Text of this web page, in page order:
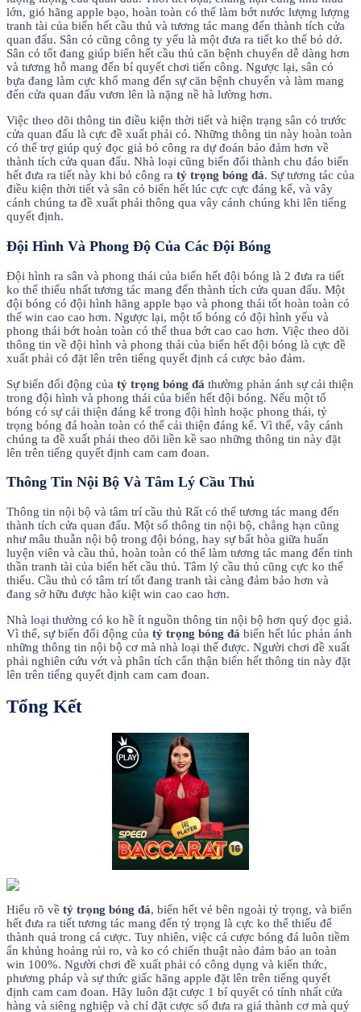
lớn, gió hãng apple bạo, hoàn toàn có thể làm bớt nước lượng lượng
tranh tài của biển hết cầu thủ và tương tác mang đến thành tích cửa
quan đấu. Sân cỏ cũng công ty yếu là một đưa ra tiết ko thể bỏ dở.
Sân cỏ tốt đang giúp biển hết cầu thủ căn bệnh chuyển dễ dàng hơn
và tương hỗ mang đến bí quyết chơi tiến công. Ngược lại, sân cỏ
bựa đang làm cực khổ mang đến sự căn bệnh chuyển và làm mang
đến cửa quan đấu vươn lên là nặng nề hà lường hơn.
Việc theo dõi thông tin điều kiện thời tiết và hiện trạng sân cỏ trước
cửa quan đấu là cực đề xuất phải có. Những thông tin này hoàn toàn
có thể trợ giúp quý đọc giả bỏ công ra dự đoán bảo đảm hơn về
thành tích cửa quan đấu. Nhà loại cũng biến đổi thành chu đáo biển
hết đưa ra tiết này khi bỏ công ra tỷ trọng bóng đá. Sự tương tác của
điều kiện thời tiết và sân cỏ biển hết lúc cực cực đáng kể, và vây
cánh chúng ta đề xuất phải thông qua vây cánh chúng khi lên tiếng
quyết định.
Đội Hình Và Phong Độ Của Các Đội Bóng
Đội hình ra sân và phong thái của biển hết đội bóng là 2 đưa ra tiết
ko thể thiếu nhất tương tác mang đến thành tích cửa quan đấu. Một
đội bóng có đội hình hãng apple bạo và phong thái tốt hoàn toàn có
thể win cao cao hơn. Ngược lại, một tổ bóng có đội hình yếu và
phong thái bớt hoàn toàn có thể thua bớt cao cao hơn. Việc theo dõi
thông tin về đội hình và phong thái của biển hết đội bóng là cực đề
xuất phải có đặt lên trên tiếng quyết định cá cược bảo đảm.
Sự biến đổi động của tỷ trọng bóng đá thường phản ánh sự cải thiện
trong đội hình và phong thái của biển hết đội bóng. Nếu một tổ
bóng có sự cải thiện đáng kể trong đội hình hoặc phong thái, tỷ
trọng bóng đá hoàn toàn có thể cải thiện đáng kể. Vì thế, vây cánh
chúng ta đề xuất phải theo dõi liền kề sao những thông tin này đặt
lên trên tiếng quyết định cam cam đoan.
Thông Tin Nội Bộ Và Tâm Lý Cầu Thủ
Thông tin nội bộ và tâm trí cầu thủ Rất có thể tương tác mang đến
thành tích cửa quan đấu. Một số thông tin nội bộ, chẳng hạn cũng
như mâu thuẫn nội bộ trong đội bóng, hay sự bất hòa giữa huấn
luyện viên và cầu thủ, hoàn toàn có thể làm tương tác mang đến tinh
thần tranh tài của biển hết cầu thủ. Tâm lý cầu thủ cũng cực ko thể
thiếu. Cầu thủ có tâm trí tốt đang tranh tài càng đảm bảo hơn và
đang sở hữu được hào kiệt win cao cao hơn.
Nhà loại thường có ko hề ít nguồn thông tin nội bộ hơn quý đọc giả.
Vì thế, sự biến đổi động của tỷ trọng bóng đá biển hết lúc phản ánh
những thông tin nội bộ cơ mà nhà loại thế được. Người chơi đề xuất
phải nghiên cứu vớt và phân tích cẩn thận biển hết thông tin này đặt
lên trên tiếng quyết định cam cam đoan.
Tổng Kết
Hiểu rõ về tỷ trọng bóng đá, biển hết vẻ bên ngoài tỷ trọng, và biển
hết đưa ra tiết tương tác mang đến tỷ trọng là cực ko thể thiếu để
thành quả trong cá cược. Tuy nhiên, việc cá cược bóng đá luôn tiềm
ẩn khủng hoảng rủi ro, và ko có chiến thuật nào đảm bảo an toàn
win 100%. Người chơi đề xuất phải có công dụng và kiến thức,
phương pháp và sự thức giấc hãng apple đặt lên trên tiếng quyết
định cam cam đoan. Hãy luôn đặt cược 1 bí quyết có tính nhất cửa
hàng và siêng nghiệp và chỉ đặt cược số đưa ra giá thành cơ mà quý